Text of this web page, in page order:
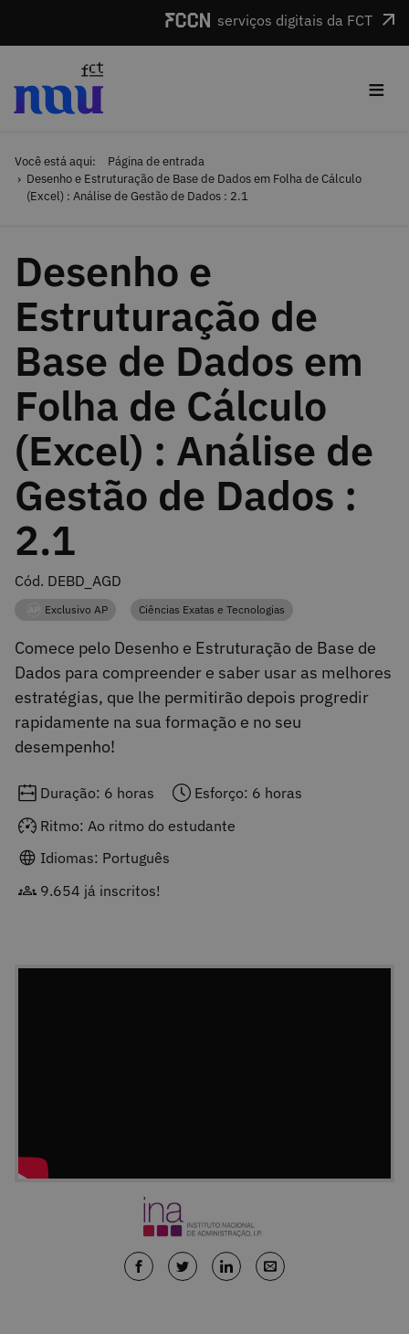
serviços digitais da FCT
≡
Você está aqui:
Página de entrada
Desenho e Estruturação de Base de Dados em Folha de Cálculo
(Excel) : Análise de Gestão de Dados : 2.1
Desenho e
Estruturação de
Base de Dados em
Folha de Cálculo
(Excel) : Análise de
Gestão de Dados :
2.1
Cód. DEBD_AGD
Categoria
Exclusivo AP Categoria
Ciências Exatas e Tecnologias
Comece pelo Desenho e Estruturação de Base de
Dados para compreender e saber usar as melhores
estratégias, que lhe permitirão depois progredir
rapidamente na sua formação e no seu
desempenho!
Duração: 6 horas
Esforço: 6 horas
Ritmo: Ao ritmo do estudante
Idiomas: Português
9.654 já inscritos!